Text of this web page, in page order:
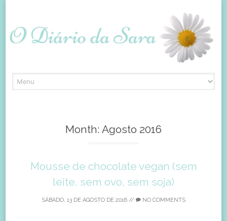
to
Month: Agosto 2016
Mousse de chocolate vegan (sem
leite, sem ovo, sem soja)
SÁBADO, 13 DE AGOSTO DE 2016 // NO COMMENTS